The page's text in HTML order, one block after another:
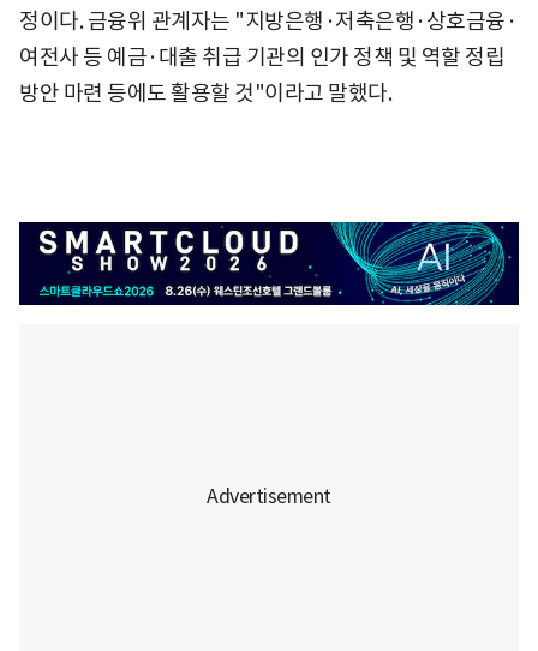
정이다. 금융위 관계자는 "지방은행·저축은행·상호금융·
여전사 등 예금·대출 취급 기관의 인가 정책 및 역할 정립
방안 마련 등에도 활용할 것"이라고 말했다.